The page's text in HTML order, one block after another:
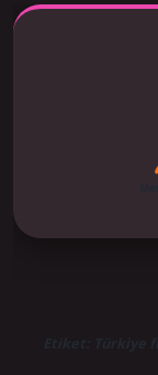
Etiket: Türkiye